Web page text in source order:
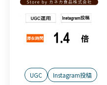
UGC Instagram投稿